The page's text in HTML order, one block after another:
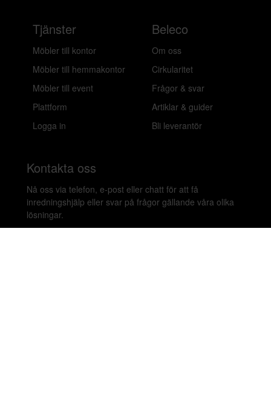
Tjänster
Möbler till kontor
Möbler till hemmakontor
Möbler till event
Plattform
Logga in
Beleco
Om oss
Cirkularitet
Frågor & svar
Artiklar & guider
Bli leverantör
Kontakta oss
Nå oss via telefon, e-post eller chatt för att få
inredningshjälp eller svar på frågor gällande våra olika
lösningar.